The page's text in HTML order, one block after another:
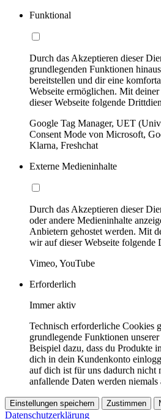
Funktional
Durch das Akzeptieren dieser
grundlegenden Funktionen
bereitstellen und dir eine
Webseite ermöglichen. Mit
dieser Webseite folgende
Google Tag Manager, UET
Consent Mode von Microsoft,
Klarna, Freshchat
Externe Medieninhalte
Durch das Akzeptieren dieser
oder andere Medieninhalte
Anbietern gehostet werden. Mit
wir auf dieser Webseite folgende
Vimeo, YouTube
Erforderlich
Immer aktiv
Technisch erforderliche Cookies
grundlegende Funktionen
Beispiel dazu, dass du Produkte
dich in dein Kundenkonto
auf dich ist für uns dadurch nicht
anfallende Daten werden
Einstellungen speichern Zustimmen
Datenschutzerklärung